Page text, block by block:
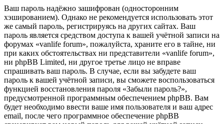
Ваш пароль надёжно зашифрован (односторонним
хэшированием). Однако не рекомендуется использовать этот
же самый пароль, регистрируясь на других сайтах. Ваш
пароль является средством доступа к вашей учётной записи на
форумах «vanlife forum», пожалуйста, храните его в тайне, ни
при каких обстоятельствах ни представители «vanlife forum»,
ни phpBB Limited, ни другое третье лицо не вправе
спрашивать ваш пароль. В случае, если вы забудете ваш
пароль к вашей учётной записи, вы сможете воспользоваться
функцией восстановления пароля «Забыли пароль?»,
предусмотренной программным обеспечением phpBB. Вам
будет необходимо ввести ваше имя пользователя и ваш адрес
email, после чего программное обеспечение phpBB